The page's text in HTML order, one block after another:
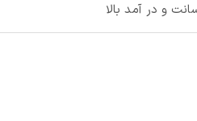
و در آمد بالا